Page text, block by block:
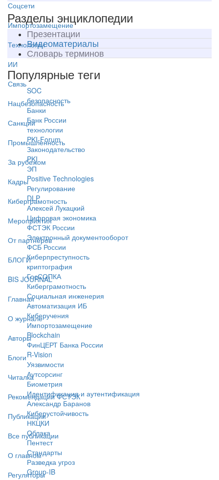
Соцсети
Импортозамещение
Технологии
ИИ
Связь
Нацбезопасность
Санкции
Промышленность
За рубежом
Кадры
Киберграмотность
Мероприятия
От партнёров
БЛОГИ
BIS JOURNAL
Главная
О журнале
Авторы
Блоги
Читалка
Рекомендации ФСТЭК
Публикации
Все публикации
О главном
Регуляторы
Разделы энциклопедии
Презентации
Видеоматериалы
Словарь терминов
Популярные теги
SOC
безопасность
Банки
Банк России
технологии
PKI-Forum
Законодательство
PKI
ЭП
Positive Technologies
Регулирование
DLP
Алексей Лукацкий
Цифровая экономика
ФСТЭК России
Электронный документооборот
ФСБ России
Киберпреступность
криптография
ГосСОПКА
Киберграмотность
Социальная инженерия
Автоматизация ИБ
Киберучения
Импортозамещение
Blockchain
ФинЦЕРТ Банка России
R-Vision
Уязвимости
Аутсорсинг
Биометрия
Идентификация и аутентификация
Александр Баранов
Киберустойчивость
НКЦКИ
Облака
Пентест
Стандарты
Разведка угроз
Group-IB